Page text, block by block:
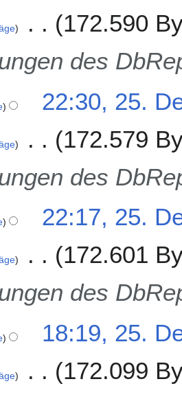
172.590
des
22:30, 25.
172.579
des
22:17, 25.
172.601
des
18:19, 25.
172.099